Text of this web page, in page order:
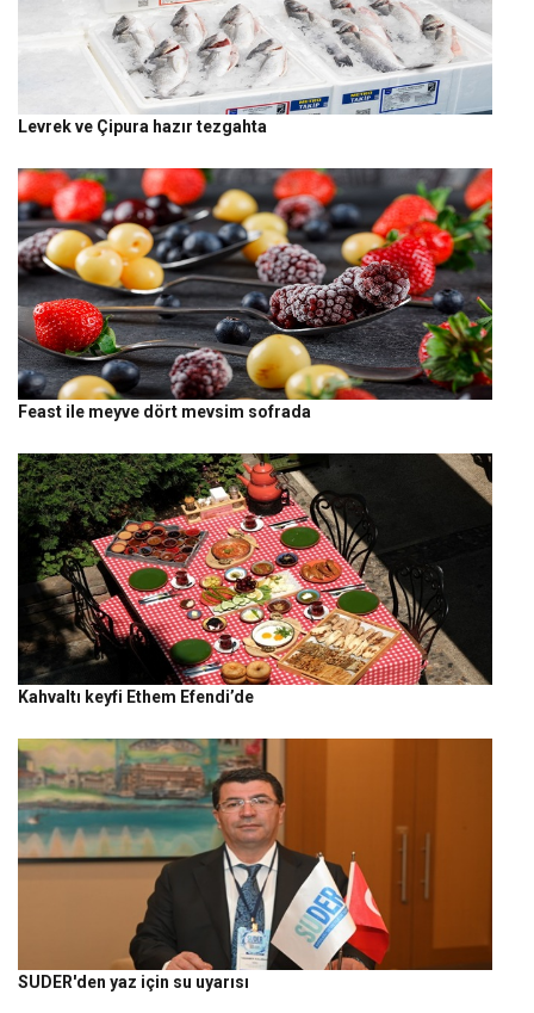
Levrek ve Çipura hazır tezgahta
Feast ile meyve dört mevsim sofrada
Kahvaltı keyfi Ethem Efendi’de
SUDER'den yaz için su uyarısı